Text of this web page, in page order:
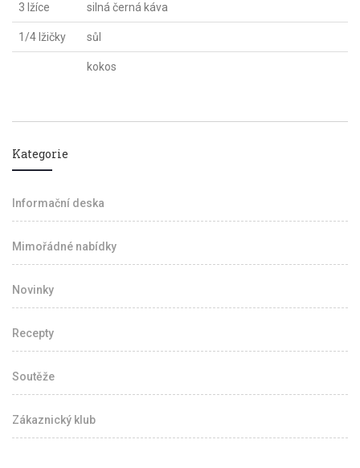
3 lžíce silná černá káva
1/4 lžičky sůl
kokos
Kategorie
Informační deska
Mimořádné nabídky
Novinky
Recepty
Soutěže
Zákaznický klub